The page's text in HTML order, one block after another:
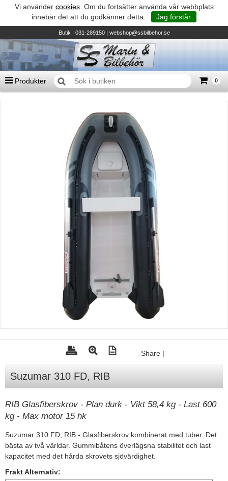
Vi använder cookies. Om du fortsätter använda vår webbplats
innebär det att du godkänner detta.
Jag förstår
Butik| 031-289150 | webshop@ssbilbehor.se
Produkter 0
Summa 0 kr
TILL KASSAN
Biltillbehör och reservdelar - BDS
Suzuki - Utombordare
Suzumar - Gummibåtar
HonWave - Gummibåtar
Honda - Elverk & Pumpar
Tohatsu - Utombordare
Minn Kota - elmotorer
Volvo Penta Servicedelar
Yanmar Servicedelar
Mercury Servicedelar
Lowrance
Humminbird
Simrad
B&G
Hummertina
Share |
Suzumar 310 FD, RIB
RIB Glasfiberskrov - Plan durk - Vikt 58,4 kg - Last 600
kg - Max motor 15 hk
Suzumar 310 FD, RIB - Glasfiberskrov kombinerat med tuber. Det
bästa av två världar. Gummibåtens överlägsna stabilitet och last
kapacitet med det hårda skrovets sjövärdighet.
Frakt Alternativ: